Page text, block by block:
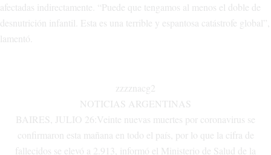
afectadas indirectamente. “Puede que tengamos al menos el doble de
desnutrición infantil. Esta es una terrible y espantosa catástrofe global”,
lamentó.
zzzznacg2
NOTICIAS ARGENTINAS
BAIRES, JULIO 26:Veinte nuevas muertes por coronavirus se
confirmaron esta mañana en todo el país, por lo que la cifra de
fallecidos se elevó a 2.913, informó el Ministerio de Salud de la